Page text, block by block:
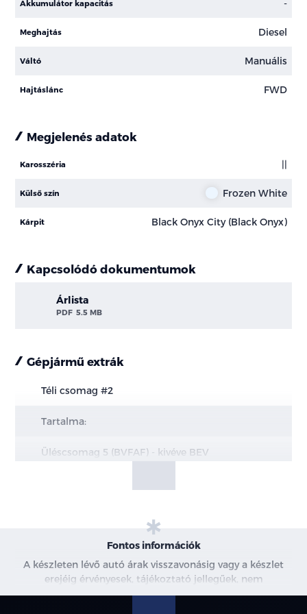
Akkumulátor kapacitás -
Meghajtás Diesel
Váltó Manuális
Hajtáslánc FWD
Megjelenés adatok
Karosszéria ||
Külső szín Frozen White
Kárpit Black Onyx City (Black Onyx)
Kapcsolódó dokumentumok
Árlista
PDF 5.5 MB
Gépjármű extrák
Téli csomag #2
Tartalma:
Üléscsomag 5 (BVFAF) - kivéve BEV
6-irányban állítható vezetőülés
4-irányban állítható utasülés
Fontos információk
A készleten lévő autó árak visszavonásig vagy a készlet
erejéig érvényesek, tájékoztató jellegűek, nem
minősülnek ajánlattételnek, a képek csak illusztrációk. A